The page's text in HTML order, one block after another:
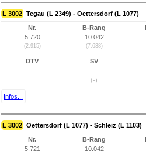
L 3002 Tegau (L 2349) - Oettersdorf (L 1077)
Nr.
5.720
(2.915)
B-Rang
10.042
(7.638)
DTV
-
SV
-
(-)
Infos...
L 3002 Oettersdorf (L 1077) - Schleiz (L 1103)
Nr.
5.721
B-Rang
10.042